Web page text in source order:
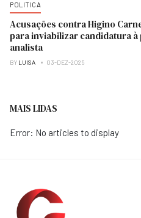
POLITICA
Acusações contra Higino
para inviabilizar candidatura à
analista
BY LUISA 03-DEZ-2025
MAIS LIDAS
Error: No articles to display